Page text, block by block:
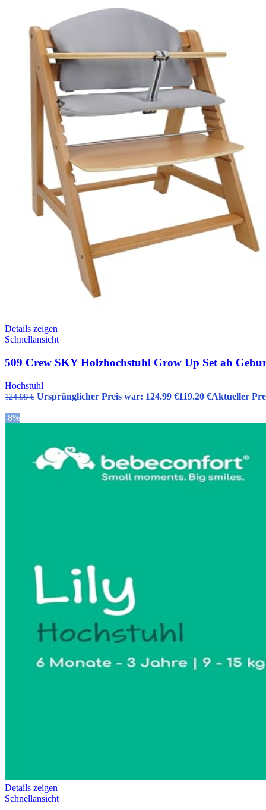
Details zeigen
Schnellansicht
509 Crew SKY Holzhochstuhl Grow Up Set ab
Hochstuhl
124.99€ Ursprünglicher Preis war: 124.99 €119.20 €Aktueller
-8%
Details zeigen
Schnellansicht